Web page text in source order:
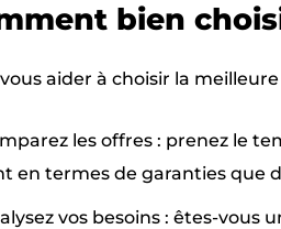
bien
aider à choisir la
les offres : prenez le
en termes de garanties que
vos besoins : êtes-vous